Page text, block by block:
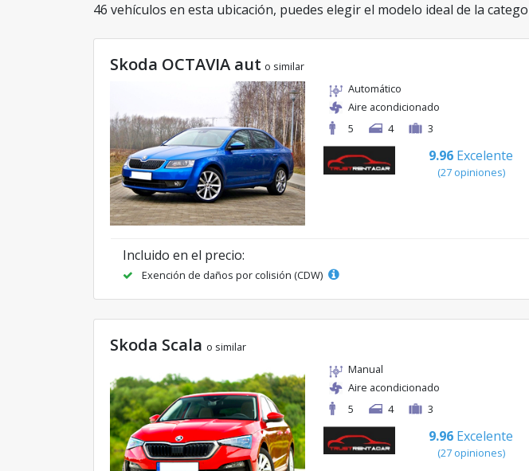
46 vehículos en esta ubicación, puedes elegir el modelo ideal de la
Skoda OCTAVIA aut o similar
Automático
Aire acondicionado
5
4 3
9.96 Excelente
(27 opiniones)
Incluido en el precio:
Exención de daños por colisión (CDW)
Skoda Scala o similar
Manual
Aire acondicionado
5
4 3
9.96 Excelente
(27 opiniones)